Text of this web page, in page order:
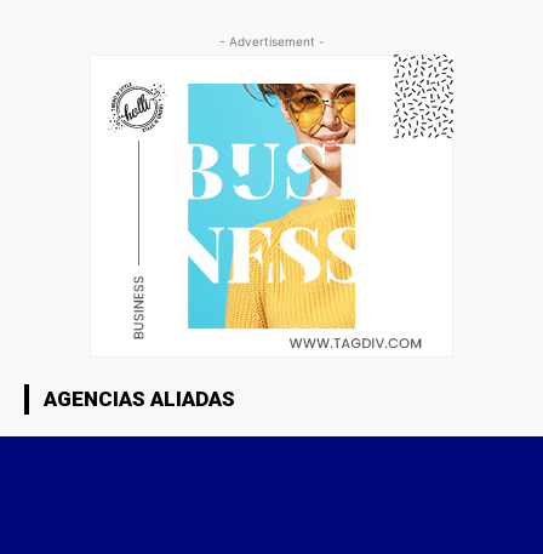
- Advertisement -
AGENCIAS ALIADAS